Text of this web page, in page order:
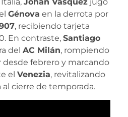
Génova en la derrota por
, recibiendo tarjeta
En contraste, Santiago
del AC Milán, rompiendo
desde febrero y marcando
el Venezia, revitalizando
al cierre de temporada.